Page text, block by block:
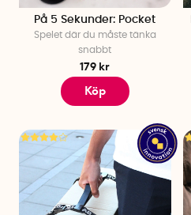
På 5 Sekunder: Pocket
Spelet där du måste tänka
snabbt
179 kr
Köp